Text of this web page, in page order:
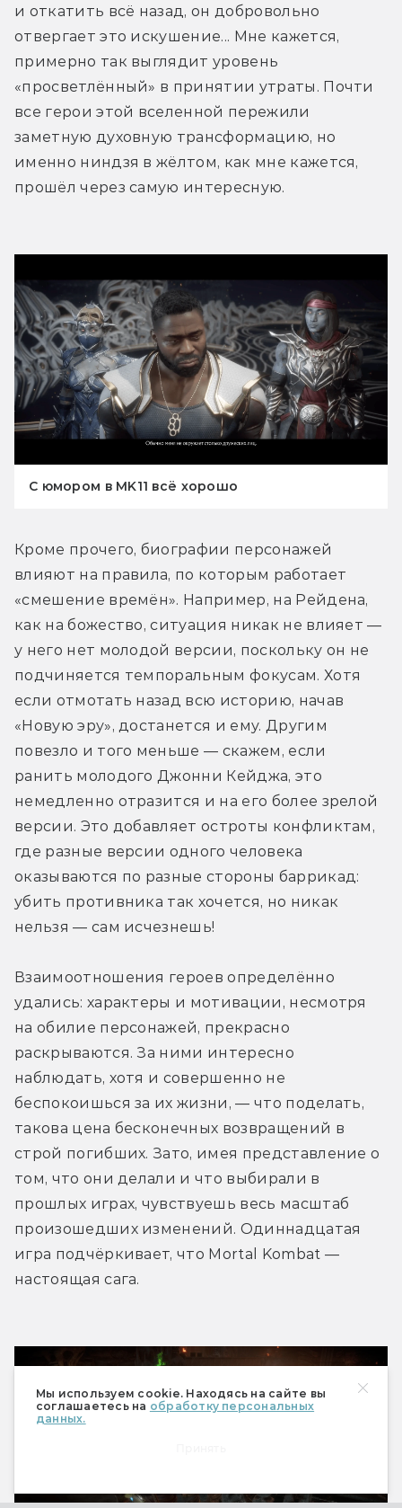
Мы используем cookie. Находясь на сайте вы
соглашаетесь на обработку персональных
данных.
и откатить всё назад, он добровольно
отвергает это искушение... Мне кажется,
примерно так выглядит уровень
«просветлённый» в принятии утраты. Почти
все герои этой вселенной пережили
заметную духовную трансформацию, но
именно ниндзя в жёлтом, как мне кажется,
прошёл через самую интересную.
С юмором в MK11 всё хорошо
Кроме прочего, биографии персонажей
влияют на правила, по которым работает
«смешение времён». Например, на Рейдена,
как на божество, ситуация никак не влияет —
у него нет молодой версии, поскольку он не
подчиняется темпоральным фокусам. Хотя
если отмотать назад всю историю, начав
«Новую эру», достанется и ему. Другим
повезло и того меньше — скажем, если
ранить молодого Джонни Кейджа, это
немедленно отразится и на его более зрелой
версии. Это добавляет остроты конфликтам,
где разные версии одного человека
оказываются по разные стороны баррикад:
убить противника так хочется, но никак
нельзя — сам исчезнешь!
Взаимоотношения героев определённо
удались: характеры и мотивации, несмотря
на обилие персонажей, прекрасно
раскрываются. За ними интересно
наблюдать, хотя и совершенно не
беспокоишься за их жизни, — что поделать,
такова цена бесконечных возвращений в
строй погибших. Зато, имея представление о
том, что они делали и что выбирали в
прошлых играх, чувствуешь весь масштаб
произошедших изменений. Одиннадцатая
игра подчёркивает, что Mortal Kombat —
настоящая сага.